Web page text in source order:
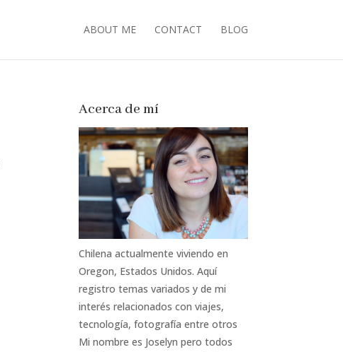
ABOUT ME CONTACT BLOG
Acerca de mí
Chilena actualmente viviendo en
Oregon, Estados Unidos. Aquí
registro temas variados y de mi
interés relacionados con viajes,
tecnología, fotografía entre otros
Mi nombre es Joselyn pero todos